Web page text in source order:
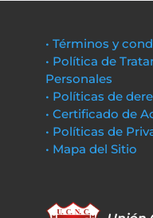
• Términos y
• Política de
Personales
• Políticas de
• Certificado de
• Políticas de
• Mapa del Sitio